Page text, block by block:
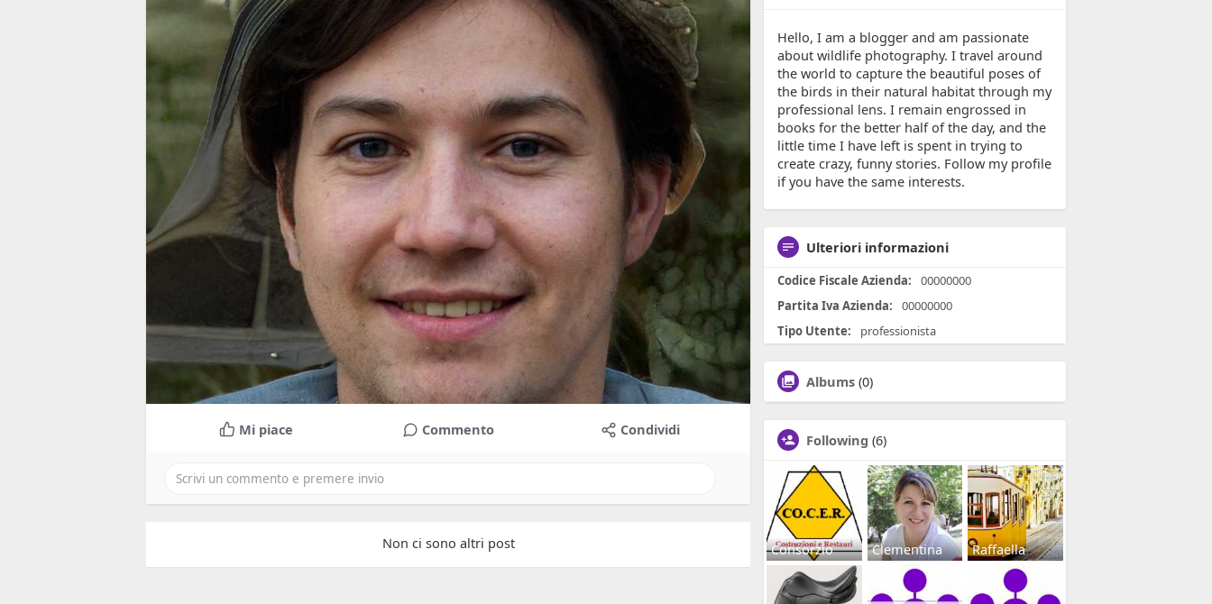
Mi piace Commento Condividi
Non ci sono altri post
Hello, I am a blogger and am passionate
about wildlife photography. I travel around
the world to capture the beautiful poses of
the birds in their natural habitat through my
professional lens. I remain engrossed in
books for the better half of the day, and the
little time I have left is spent in trying to
create crazy, funny stories. Follow my profile
if you have the same interests.
Ulteriori informazioni
Codice Fiscale Azienda:
00000000
Partita Iva Azienda:
00000000
Tipo Utente:
professionista
Albums (0)
Following (6)
Consorzio Clementina Raffaella